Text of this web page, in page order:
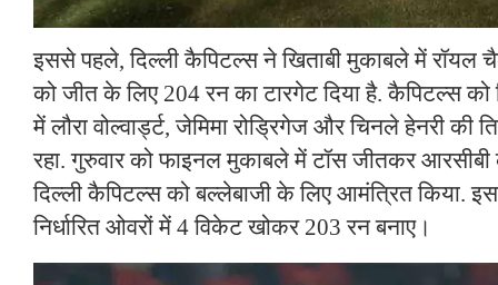
इससे पहले, दिल्ली कैपिटल्स ने खिताबी मुकाबले में रॉयल
को जीत के लिए 204 रन का टारगेट दिया है. कैपिटल्स
में लौरा वोल्वार्ड्ट, जेमिमा रोड्रिगेज और चिनले हेनरी की
रहा. गुरुवार को फाइनल मुकाबले में टॉस जीतकर आरसीबी
दिल्ली कैपिटल्स को बल्लेबाजी के लिए आमंत्रित किया.
निर्धारित ओवरों में 4 विकेट खोकर 203 रन बनाए।